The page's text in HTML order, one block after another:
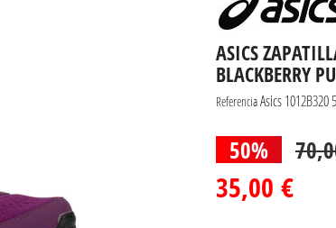
ASICS
BLACKBERRY
ReferenciaAsics 1012B320
50%
35,00 €